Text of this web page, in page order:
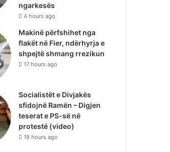
ngarkesës
4 hours ago
Makinë përfshihet nga
flakët në Fier, ndërhyrja e
shpejtë shmang rrezikun
17 hours ago
Socialistët e Divjakës
sfidojnë Ramën – Digjen
teserat e PS-së në
protestë (video)
18 hours ago